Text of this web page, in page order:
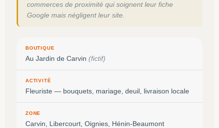
commerces de proximité qui soignent leur fiche
Google mais négligent leur site.
BOUTIQUE
Au Jardin de Carvin (fictif)
ACTIVITÉ
Fleuriste — bouquets, mariage, deuil, livraison locale
ZONE
Carvin, Libercourt, Oignies, Hénin-Beaumont